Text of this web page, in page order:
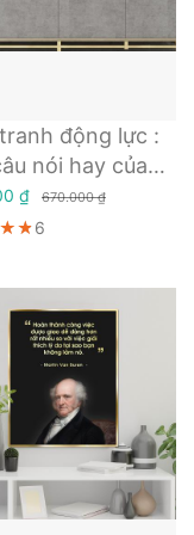
động lực :
hay của
nhân, Tổng
công việc và
₫ 670.000 ₫
6